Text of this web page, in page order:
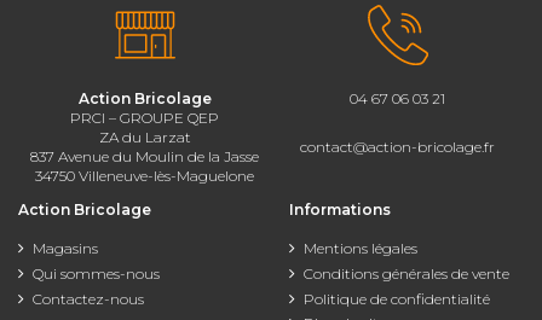
Action Bricolage
PRCI – GROUPE QEP
ZA du Larzat
837 Avenue du Moulin de la Jasse
34750 Villeneuve-lès-Maguelone
04 67 06 03 21
contact@action-bricolage.fr
Action Bricolage
Magasins
Qui sommes-nous
Contactez-nous
Informations
Mentions légales
Conditions générales de vente
Politique de confidentialité